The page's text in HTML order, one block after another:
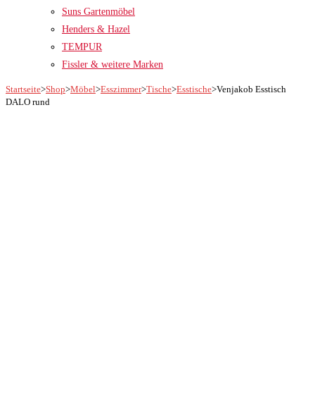
Suns Gartenmöbel
Henders & Hazel
TEMPUR
Fissler & weitere Marken
Startseite>Shop>Möbel>Esszimmer>Tische>Esstische>Venjakob Esstisch
DALO rund